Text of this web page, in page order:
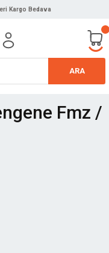
Kargo Bedava
ARA
Fmz /